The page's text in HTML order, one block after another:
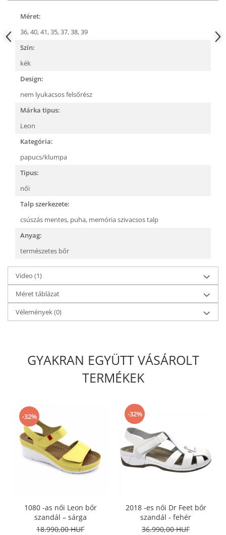
Méret:
36,40,41,35,37,38,39
Szín:
kék
Design:
nem lyukacsos felsőrész
Márka tipus:
Leon
Kategória:
papucs/klumpa
Tipus:
női
Talp szerkezete:
csúszás mentes, puha, memória szivacsos talp
Anyag:
természetes bőr
Video (1)
Méret táblázat
Vélemények(0)
GYAKRAN EGYÜTT VÁSÁROLT
TERMÉKEK
-32%
1080 -as női Leon bőr
szandál – sárga
18.990,00 HUF
-32%
2018 -es női Dr Feet bőr
szandál - fehér
36.990,00 HUF